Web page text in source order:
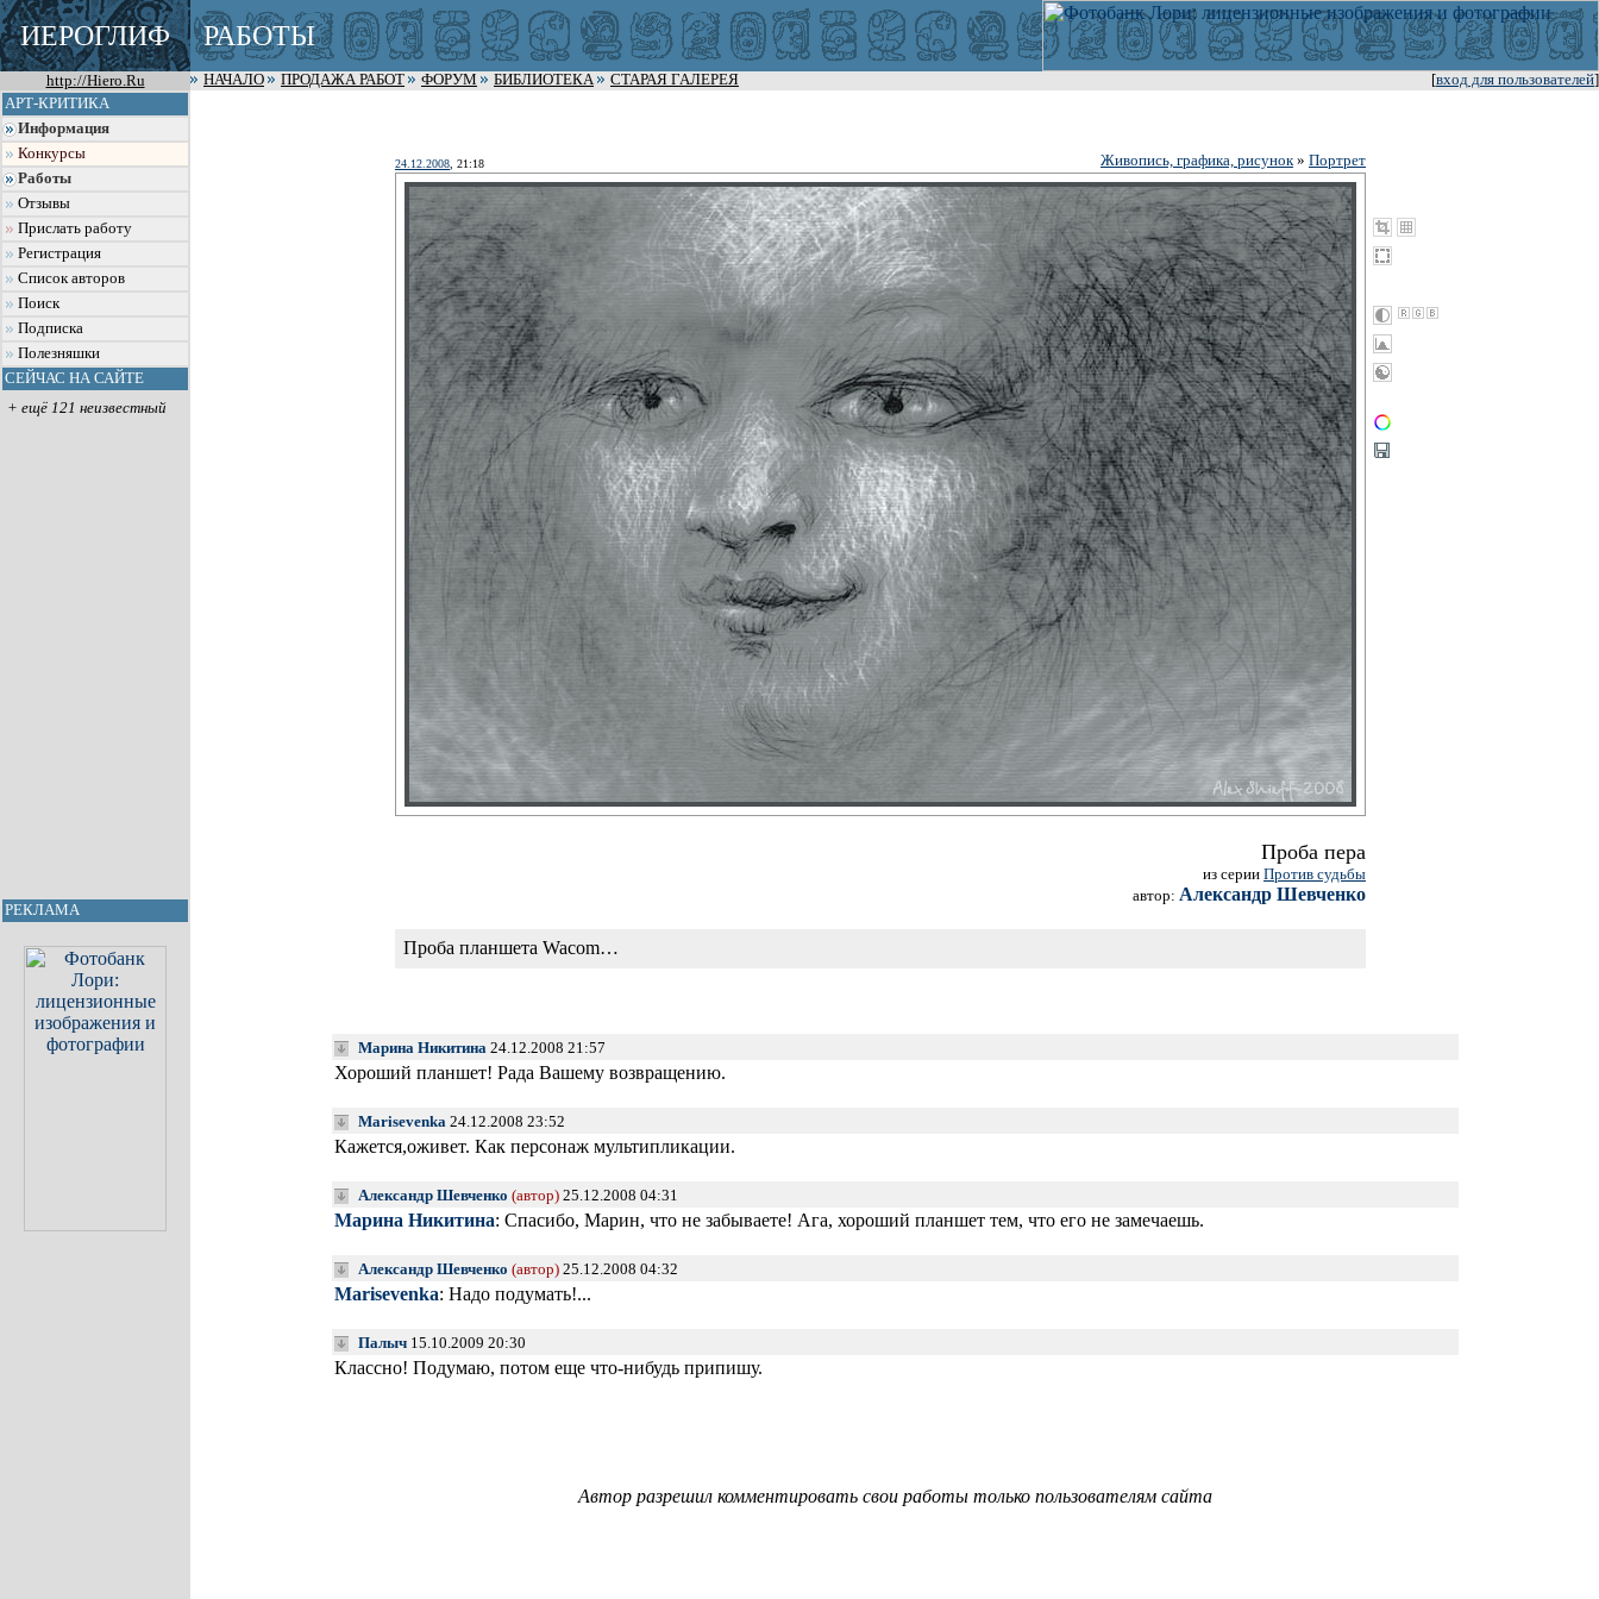
ИЕРОГЛИФ РАБОТЫ
http://Hiero.Ru [вход для пользователей]
НАЧАЛО ПРОДАЖА РАБОТ ФОРУМ БИБЛИОТЕКА
СТАРАЯ ГАЛЕРЕЯ
АРТ-КРИТИКА
Информация
Конкурсы
Работы
Отзывы
Прислать работу
Регистрация
Список авторов
Поиск
Подписка
Полезняшки
СЕЙЧАС НА САЙТЕ
+ ещё 121 неизвестный
РЕКЛАМА
24.12.2008 , 21:18 Живопись, графика, рисунок» Портрет
Проба пера
из серии Против судьбы
автор: Александр Шевченко
Проба планшета Wacom…
Марина Никитина24.12.2008 21:57
Хороший планшет! Рада Вашему возвращению.
Marisevenka24.12.2008 23:52
Кажется,оживет. Как персонаж мультипликации.
Александр Шевченко (автор)25.12.2008 04:31
Марина Никитина: Спасибо, Марин, что не забываете! Ага, хороший планшет тем, что его не замечаешь.
Александр Шевченко (автор)25.12.2008 04:32
Marisevenka: Надо подумать!...
Палыч15.10.2009 20:30
Классно! Подумаю, потом еще что-нибудь припишу.
Автор разрешил комментировать свои работы только пользователям сайта